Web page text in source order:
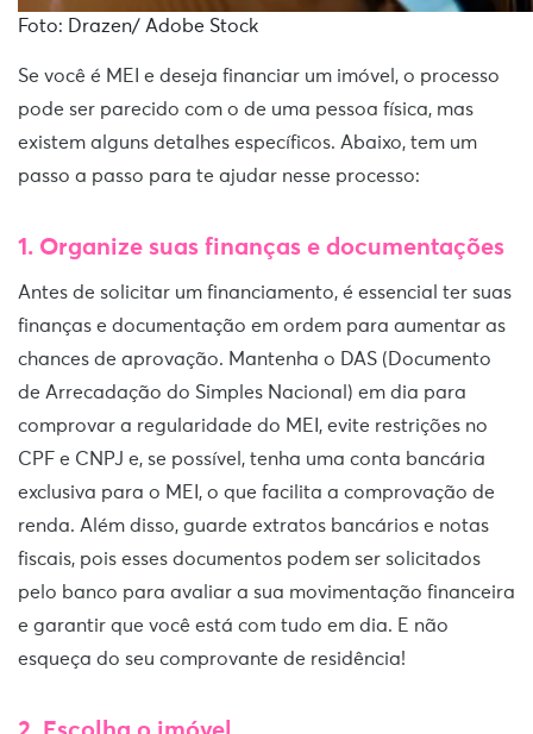
Foto: Drazen/ Adobe Stock
Se você é MEI e deseja financiar um imóvel, o processo
pode ser parecido com o de uma pessoa física, mas
existem alguns detalhes específicos. Abaixo, tem um
passo a passo para te ajudar nesse processo:
1. Organize suas finanças e documentações
Antes de solicitar um financiamento, é essencial ter suas
finanças e documentação em ordem para aumentar as
chances de aprovação. Mantenha o DAS (Documento
de Arrecadação do Simples Nacional) em dia para
comprovar a regularidade do MEI, evite restrições no
CPF e CNPJ e, se possível, tenha uma conta bancária
exclusiva para o MEI, o que facilita a comprovação de
renda. Além disso, guarde extratos bancários e notas
fiscais, pois esses documentos podem ser solicitados
pelo banco para avaliar a sua movimentação financeira
e garantir que você está com tudo em dia. E não
esqueça do seu comprovante de residência!